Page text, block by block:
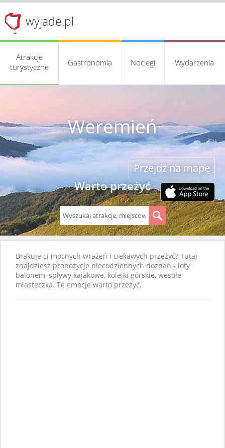
wyjade.pl
Atrakcje
turystyczne
Gastronomia Noclegi Wydarzenia
Weremień
Warto przeżyć
Przejdź na mapę
Brakuje ci mocnych wrażeń i ciekawych przeżyć? Tutaj
znajdziesz propozycje niecodziennych doznań - loty
balonem, spływy kajakowe, kolejki górskie, wesołe
miasteczka. Te emocje warto przeżyć.